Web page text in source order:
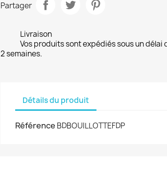
Partager
Livraison
Vos produits sont expédiés sous un
2 semaines.
Détails du produit
Référence BDBOUILLOTTEFDP